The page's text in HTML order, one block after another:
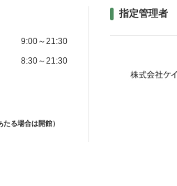
9:00～21:30
8:30～21:30
たる場合は開館）
指定管理者